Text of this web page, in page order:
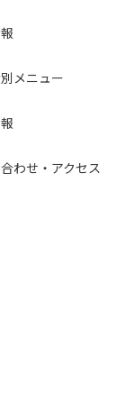
中南
ーバル
に拡充
農学研究科は、
外教育研究拠点
ンター(CIBNOR)
トワーク（GAN-
対面及びオンラ
ました。
メニュー
わせ・アクセス